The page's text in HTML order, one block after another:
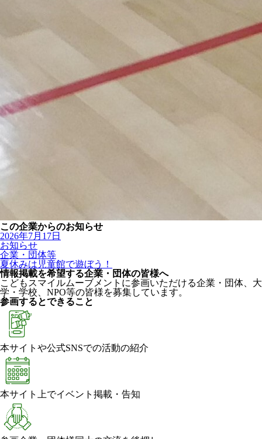
この企業からのお知らせ
2026年7月17日
お知らせ
企業・団体等
夏休みは児童館で遊ぼう！
情報掲載を希望する企業・団体の皆様へ
こどもスマイルムーブメントに参画いただける企業・団体、大
学・学校、NPO等の皆様を募集しています。
参画するとできること
本サイトや公式SNSでの活動の紹介
本サイト上でイベント掲載・告知